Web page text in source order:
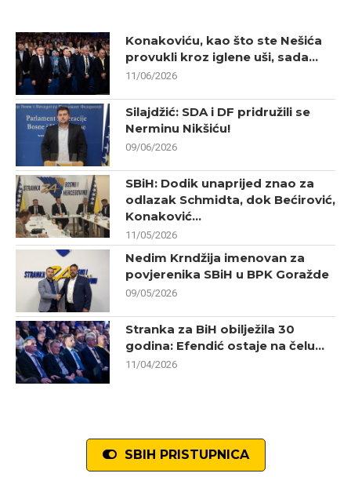
Konakoviću, kao što ste Nešića
provukli kroz iglene uši, sada...
11/06/2026
Silajdžić: SDA i DF pridružili se
Nerminu Nikšiću!
09/06/2026
SBiH: Dodik unaprijed znao za
odlazak Schmidta, dok Bećirović,
Konaković...
11/05/2026
Nedim Krndžija imenovan za
povjerenika SBiH u BPK Goražde
09/05/2026
Stranka za BiH obilježila 30
godina: Efendić ostaje na čelu...
11/04/2026
SBIH PRISTUPNICA